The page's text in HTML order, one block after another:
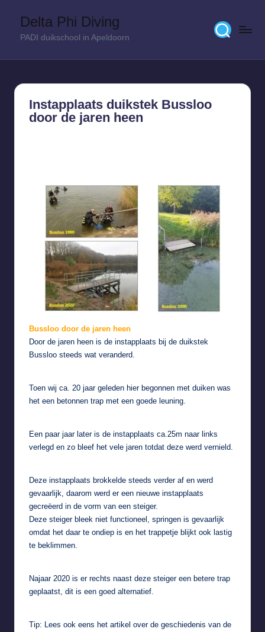
Delta Phi Diving
PADI duikschool in Apeldoorn
Instapplaats duikstek Bussloo
door de jaren heen
Bussloo door de jaren heen
Door de jaren heen is de instapplaats bij de duikstek
Bussloo steeds wat veranderd.
Toen wij ca. 20 jaar geleden hier begonnen met duiken was
het een betonnen trap met een goede leuning.
Een paar jaar later is de instapplaats ca.25m naar links
verlegd en zo bleef het vele jaren totdat deze werd vernield.
Deze instapplaats brokkelde steeds verder af en werd
gevaarlijk, daarom werd er een nieuwe instapplaats
gecreëerd in de vorm van een steiger.
Deze steiger bleek niet functioneel, springen is gevaarlijk
omdat het daar te ondiep is en het trappetje blijkt ook lastig
te beklimmen.
Najaar 2020 is er rechts naast deze steiger een betere trap
geplaatst, dit is een goed alternatief.
Tip: Lees ook eens het artikel over de geschiedenis van de